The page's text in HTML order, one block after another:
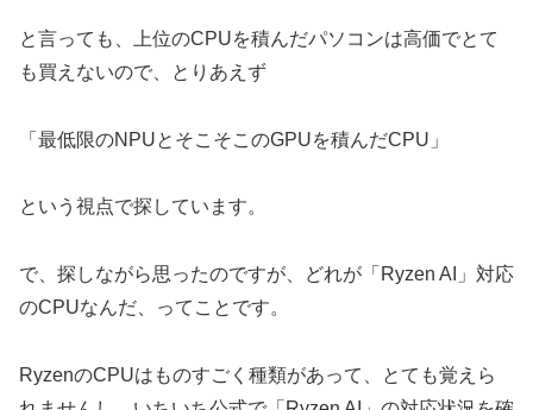
と言っても、上位のCPUを積んだパソコンは高価でとて
も買えないので、とりあえず
「最低限のNPUとそこそこのGPUを積んだCPU」
という視点で探しています。
で、探しながら思ったのですが、どれが「Ryzen AI」対応
のCPUなんだ、ってことです。
RyzenのCPUはものすごく種類があって、とても覚えら